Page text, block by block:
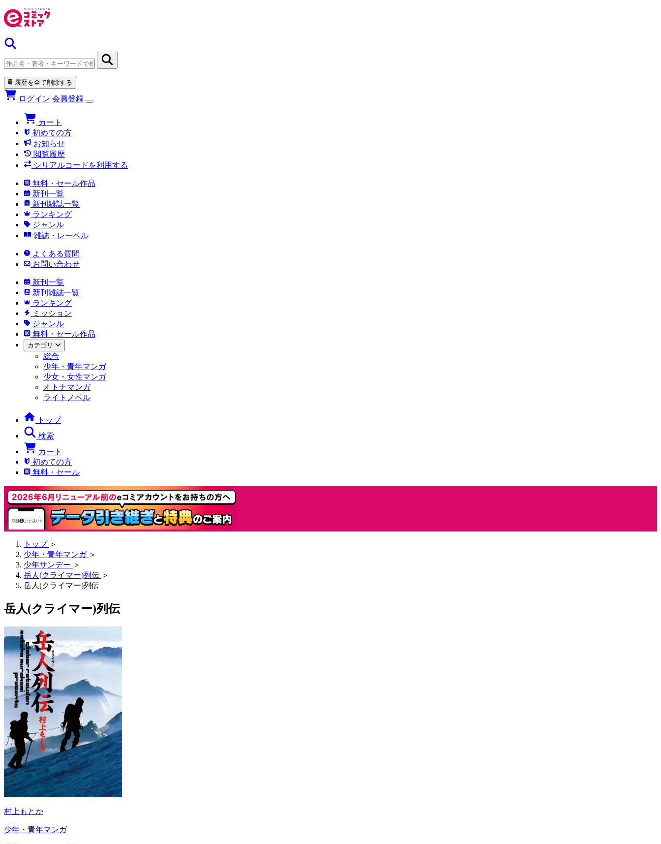
履歴を全て削除する
ログイン 会員登録
カート
初めての方
お知らせ
閲覧履歴
シリアルコードを利用する
無料・セール作品
新刊一覧
新刊雑誌一覧
ランキング
ジャンル
雑誌・レーベル
よくある質問
お問い合わせ
新刊一覧
新刊雑誌一覧
ランキング
ミッション
ジャンル
無料・セール作品
カテゴリ
総合
少年・青年マンガ
少女・女性マンガ
オトナマンガ
ライトノベル
トップ
検索
カート
初めての方
無料・セール
トップ ＞
少年・青年マンガ ＞
少年サンデー ＞
岳人(クライマー)列伝 ＞
岳人(クライマー)列伝
岳人(クライマー)列伝
村上もとか
少年・青年マンガ